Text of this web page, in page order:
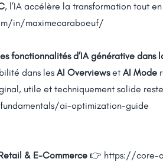
, l’IA accélère la transformation tout
in/maximecaraboeuf/
fonctionnalités d’IA générative dans
dans les AI Overviewset AI Mode
utile et techniquement solide
ai-optimization-guide
& E-Commerce 👉 https://core-